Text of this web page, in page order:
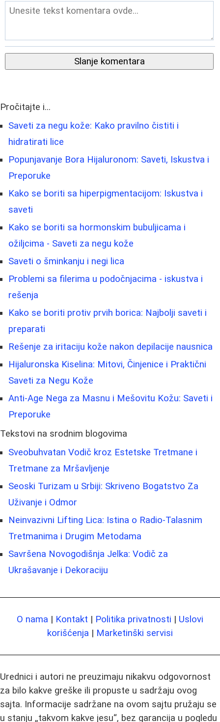
Slanje komentara
Pročitajte i...
Saveti za negu kože: Kako pravilno čistiti i
hidratirati lice
Popunjavanje Bora Hijaluronom: Saveti, Iskustva i
Preporuke
Kako se boriti sa hiperpigmentacijom: Iskustva i
saveti
Kako se boriti sa hormonskim bubuljicama i
ožiljcima - Saveti za negu kože
Saveti o šminkanju i negi lica
Problemi sa filerima u podočnjacima - iskustva i
rešenja
Kako se boriti protiv prvih borica: Najbolji saveti i
preparati
Rešenje za iritaciju kože nakon depilacije nausnica
Hijaluronska Kiselina: Mitovi, Činjenice i Praktični
Saveti za Negu Kože
Anti-Age Nega za Masnu i Mešovitu Kožu: Saveti i
Preporuke
Tekstovi na srodnim blogovima
Sveobuhvatan Vodič kroz Estetske Tretmane i
Tretmane za Mršavljenje
Seoski Turizam u Srbiji: Skriveno Bogatstvo Za
Uživanje i Odmor
Neinvazivni Lifting Lica: Istina o Radio-Talasnim
Tretmanima i Drugim Metodama
Savršena Novogodišnja Jelka: Vodič za
Ukrašavanje i Dekoraciju
O nama | Kontakt | Politika privatnosti | Uslovi
korišćenja | Marketinški servisi
Urednici i autori ne preuzimaju nikakvu odgovornost
za bilo kakve greške ili propuste u sadržaju ovog
sajta. Informacije sadržane na ovom sajtu pružaju se
u stanju „takvom kakve jesu“, bez garancija u pogledu